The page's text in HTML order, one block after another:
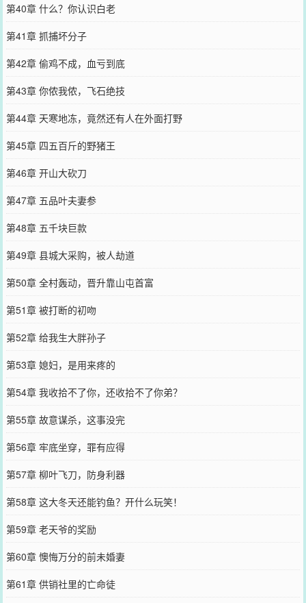
第40章 什么？你认识白老
第41章 抓捕坏分子
第42章 偷鸡不成，血亏到底
第43章 你侬我侬，飞石绝技
第44章 天寒地冻，竟然还有人在外面打野
第45章 四五百斤的野猪王
第46章 开山大砍刀
第47章 五品叶夫妻参
第48章 五千块巨款
第49章 县城大采购，被人劫道
第50章 全村轰动，晋升靠山屯首富
第51章 被打断的初吻
第52章 给我生大胖孙子
第53章 媳妇，是用来疼的
第54章 我收拾不了你，还收拾不了你弟？
第55章 故意谋杀，这事没完
第56章 牢底坐穿，罪有应得
第57章 柳叶飞刀，防身利器
第58章 这大冬天还能钓鱼？开什么玩笑！
第59章 老天爷的奖励
第60章 懊悔万分的前未婚妻
第61章 供销社里的亡命徒